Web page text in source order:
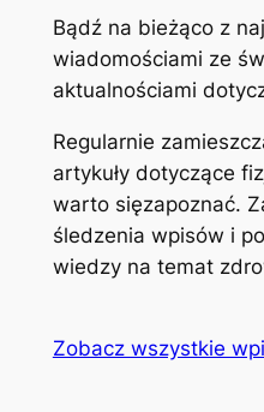
Bądź na bieżąco z
wiadomościami ze
aktualnościami
Regularnie
artykuły dotyczące
warto sięzapoznać.
śledzenia wpisów i
wiedzy na temat
Zobacz wszystkie